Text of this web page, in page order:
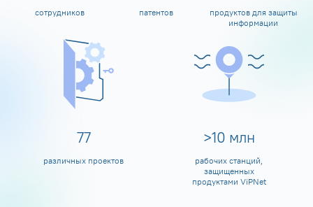
сотрудников патентов
продуктов для защиты
информации
80
различных проектов
>10 млн
рабочих станций,
защищенных
продуктами ViPNet